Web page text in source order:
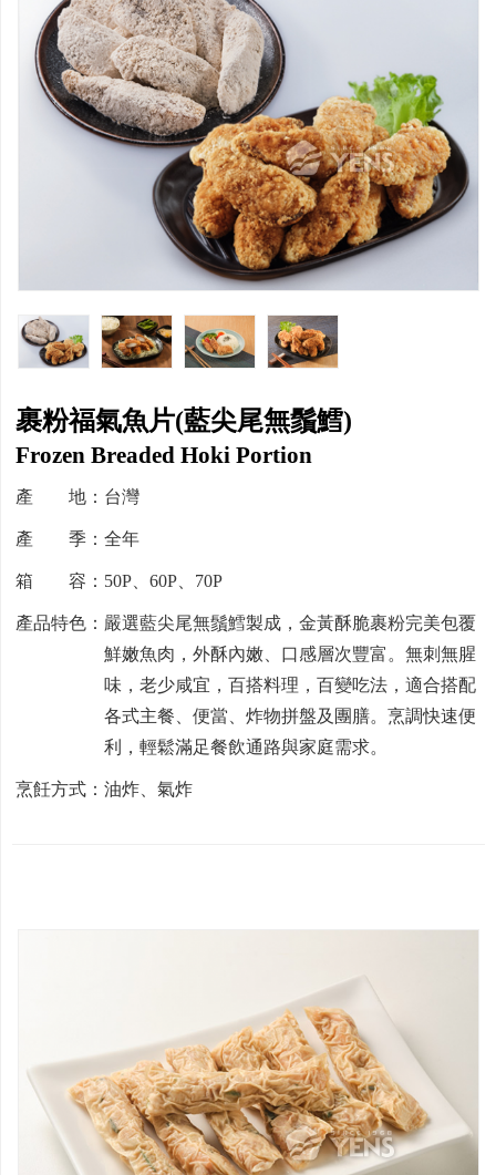
裹粉福氣魚片(藍尖尾無鬚鱈)
Frozen Breaded Hoki Portion
產 地：台灣
產 季：全年
箱 容：50P、60P、70P
產品特色：嚴選藍尖尾無鬚鱈製成，金黃酥脆裹粉完美包覆
鮮嫩魚肉，外酥內嫩、口感層次豐富。無刺無腥
味，老少咸宜，百搭料理，百變吃法，適合搭配
各式主餐、便當、炸物拼盤及團膳。烹調快速便
利，輕鬆滿足餐飲通路與家庭需求。
烹飪方式：油炸、氣炸